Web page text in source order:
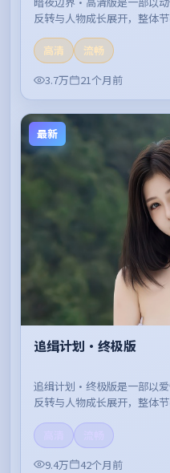
反转与人物成长展开，整体
高清
流畅
3.7万
21个月前
最新
追缉计划·终极版
追缉计划·终极版是一部以爱
反转与人物成长展开，整体
9.4万
42个月前